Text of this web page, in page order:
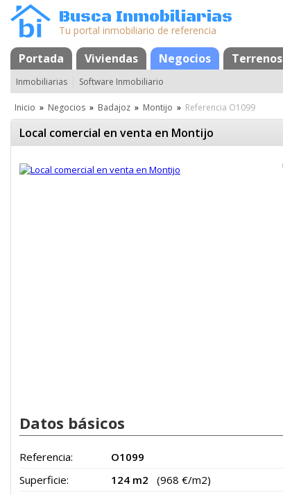
Busca Inmobiliarias
Tu portal inmobiliario de referencia
Portada Viviendas Negocios Terrenos
MapaFavoritos
Inmobiliarias Software Inmobiliario
Inicio » Negocios » Badajoz » Montijo » Referencia O1099
Local comercial en venta en Montijo
Datos básicos
Referencia:
O1099
Superficie:
124 m2
(968 €/m2)